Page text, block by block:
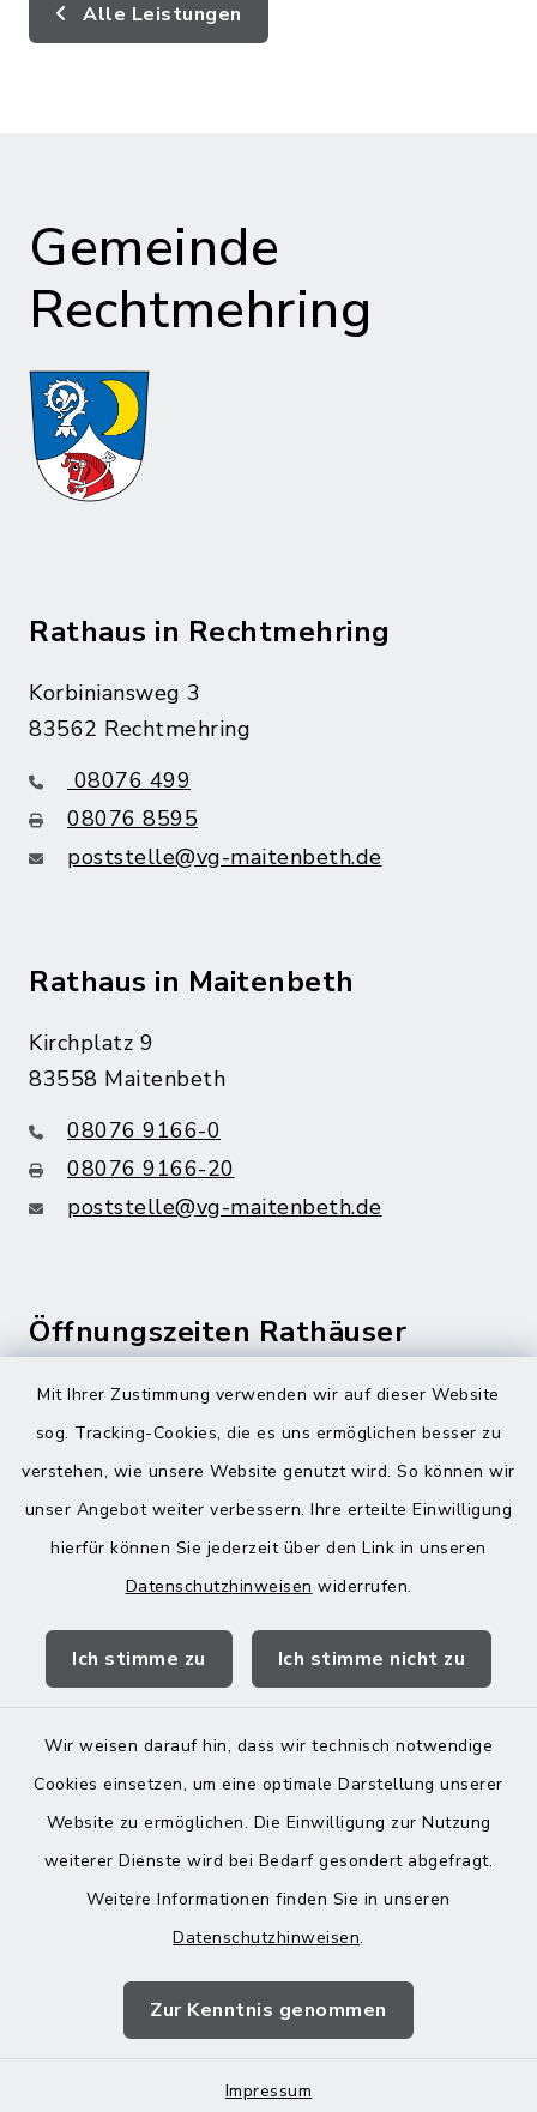
Mit Ihrer Zustimmung verwenden wir auf dieser Website
sog. Tracking-Cookies, die es uns ermöglichen besser zu
verstehen, wie unsere Website genutzt wird. So können wir
unser Angebot weiter verbessern. Ihre erteilte Einwilligung
hierfür können Sie jederzeit über den Link in unseren
Datenschutzhinweisen widerrufen.
Ich stimme zu Ich stimme nicht zu
Wir weisen darauf hin, dass wir technisch notwendige
Cookies einsetzen, um eine optimale Darstellung unserer
Website zu ermöglichen. Die Einwilligung zur Nutzung
weiterer Dienste wird bei Bedarf gesondert abgefragt.
Weitere Informationen finden Sie in unseren
Datenschutzhinweisen.
Zur Kenntnis genommen
Impressum
Alle Leistungen
Gemeinde
Rechtmehring
Rathaus in Rechtmehring
Korbiniansweg 3
83562 Rechtmehring
08076 499
08076 8595
poststelle@vg-maitenbeth.de
Rathaus in Maitenbeth
Kirchplatz 9
83558 Maitenbeth
08076 9166-0
08076 9166-20
poststelle@vg-maitenbeth.de
Öffnungszeiten Rathäuser
Montag bis Freitag:
08:00-12:00 Uhr
Donnerstag zusätzlich:
13:00-18:00 Uhr
Landratsamt Mühldorf
Barrierefreiheit
Impressum
Sitemap